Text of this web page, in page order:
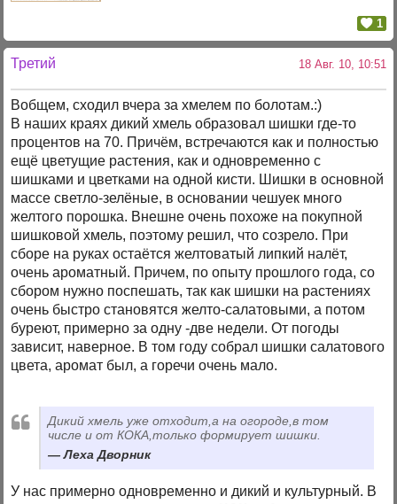
1
Третий 18 Авг. 10, 10:51
Вобщем, сходил вчера за хмелем по болотам.:)
В наших краях дикий хмель образовал шишки где-то
процентов на 70. Причём, встречаются как и полностью
ещё цветущие растения, как и одновременно с
шишками и цветками на одной кисти. Шишки в основной
массе светло-зелёные, в основании чешуек много
желтого порошка. Внешне очень похоже на покупной
шишковой хмель, поэтому решил, что созрело. При
сборе на руках остаётся желтоватый липкий налёт,
очень ароматный. Причем, по опыту прошлого года, со
сбором нужно поспешать, так как шишки на растениях
очень быстро становятся желто-салатовыми, а потом
буреют, примерно за одну -две недели. От погоды
зависит, наверное. В том году собрал шишки салатового
цвета, аромат был, а горечи очень мало.
Дикий хмель уже отходит,а на огороде,в том
числе и от КОКА,только формирует шишки.
Леха Дворник
У нас примерно одновременно и дикий и культурный. В